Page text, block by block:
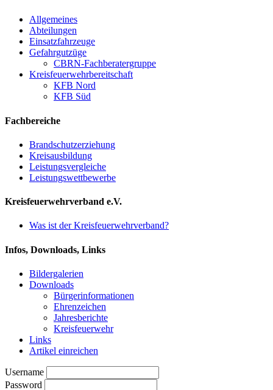
Allgemeines
Abteilungen
Einsatzfahrzeuge
Gefahrgutzüge
CBRN-Fachberatergruppe
Kreisfeuerwehrbereitschaft
KFB Nord
KFB Süd
Fachbereiche
Brandschutzerziehung
Kreisausbildung
Leistungsvergleiche
Leistungswettbewerbe
Kreisfeuerwehrverband e.V.
Was ist der Kreisfeuerwehrverband?
Infos, Downloads, Links
Bildergalerien
Downloads
Bürgerinformationen
Ehrenzeichen
Jahresberichte
Kreisfeuerwehr
Links
Artikel einreichen
Username
Password